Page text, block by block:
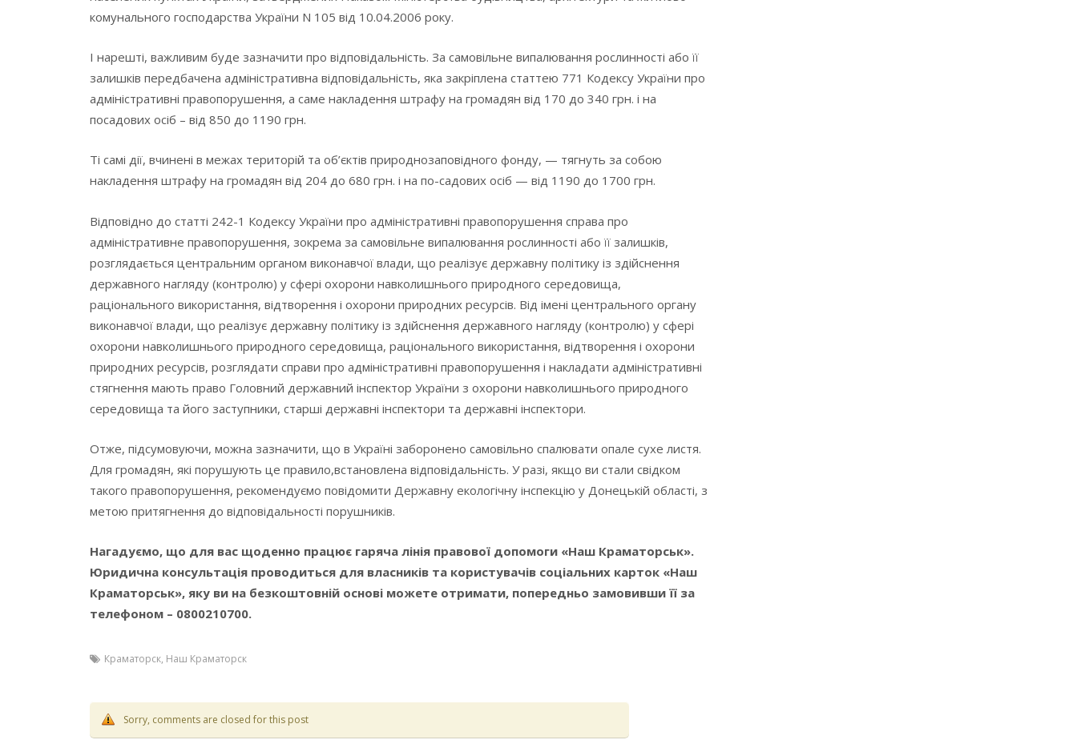
комунального господарства України N 105 від 10.04.2006 року.
І нарешті, важливим буде зазначити про відповідальність. За самовільне випалювання рослинності або її
залишків передбачена адміністративна відповідальність, яка закріплена статтею 771 Кодексу України про
адміністративні правопорушення, а саме накладення штрафу на громадян від 170 до 340 грн. і на
посадових осіб – від 850 до 1190 грн.
Ті самі дії, вчинені в межах територій та об’єктів природнозаповідного фонду, — тягнуть за собою
накладення штрафу на громадян від 204 до 680 грн. і на по-садових осіб — від 1190 до 1700 грн.
Відповідно до статті 242-1 Кодексу України про адміністративні правопорушення справа про
адміністративне правопорушення, зокрема за самовільне випалювання рослинності або її залишків,
розглядається центральним органом виконавчої влади, що реалізує державну політику із здійснення
державного нагляду (контролю) у сфері охорони навколишнього природного середовища,
раціонального використання, відтворення і охорони природних ресурсів. Від імені центрального органу
виконавчої влади, що реалізує державну політику із здійснення державного нагляду (контролю) у сфері
охорони навколишнього природного середовища, раціонального використання, відтворення і охорони
природних ресурсів, розглядати справи про адміністративні правопорушення і накладати адміністративні
стягнення мають право Головний державний інспектор України з охорони навколишнього природного
середовища та його заступники, старші державні інспектори та державні інспектори.
Отже, підсумовуючи, можна зазначити, що в Україні заборонено самовільно спалювати опале сухе листя.
Для громадян, які порушують це правило,встановлена відповідальність. У разі, якщо ви стали свідком
такого правопорушення, рекомендуємо повідомити Державну екологічну інспекцію у Донецькій області, з
метою притягнення до відповідальності порушників.
Нагадуємо, що для вас щоденно працює гаряча лінія правової допомоги «Наш Краматорськ».
Юридична консультація проводиться для власників та користувачів соціальних карток «Наш
Краматорськ», яку ви на безкоштовній основі можете отримати, попередньо замовивши її за
телефоном – 0800210700.
Краматорск, Наш Краматорск
Sorry, comments are closed for this post